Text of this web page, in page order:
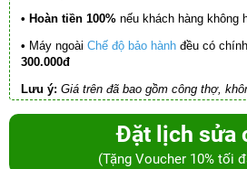
• Hoàn tiền 100% nếu khách hàng không
• Máy ngoài Chế độ bảo hành đều có
300.000đ
Lưu ý: Giá trên đã bao gồm công thợ,
Đặt lịch sửa
(Tặng Voucher 10% tối